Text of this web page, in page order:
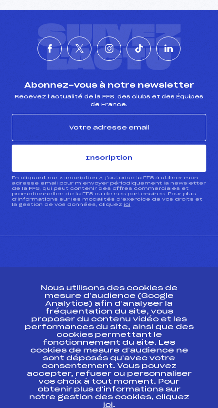
SUIVEZ
L'ACTU
Abonnez-vous à notre newsletter
Recevez l’actualité de la FFS, des clubs et des Équipes
de France.
Inscription
En cliquant sur « inscription », j’autorise la FFS à utiliser mon
adresse email pour m’envoyer périodiquement la newsletter
de la FFS, qui peut contenir des offres commerciales et
promotionnelles de la FFS ou de ses partenaires. Pour plus
d’informations sur les modalités d’exercice de vos droits et
la gestion de vos données, cliquez ici
ESPACE PRESSE
Ressources
Pass’Neige
Projet sportif fédéral
Projet de performance fédéral
Antidopage
Pôle Développement, Formation, Suivi
Scientifique
Listes ministérielles
Pôle vie de l’athlète
Nous utilisons des cookies de
mesure d’audience (Google
Analytics) afin d’analyser la
fréquentation du site, vous
proposer du contenu vidéo et les
performances du site, ainsi que des
cookies permettant le
fonctionnement du site. Les
cookies de mesure d’audience ne
sont déposés qu’avec votre
consentement. Vous pouvez
accepter, refuser ou personnaliser
vos choix à tout moment. Pour
obtenir plus d'informations sur
notre gestion des cookies, cliquez
ici.